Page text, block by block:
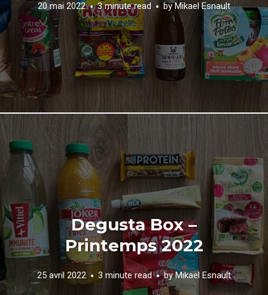
20 mai 2022 3 minute read byMikael Esnault
Degusta Box –
Printemps 2022
25 avril 2022 3 minute read byMikael Esnault